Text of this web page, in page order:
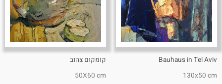
Bauhaus in Tel Aviv
130x50 cm
קומקום צהוב
50X60 cm